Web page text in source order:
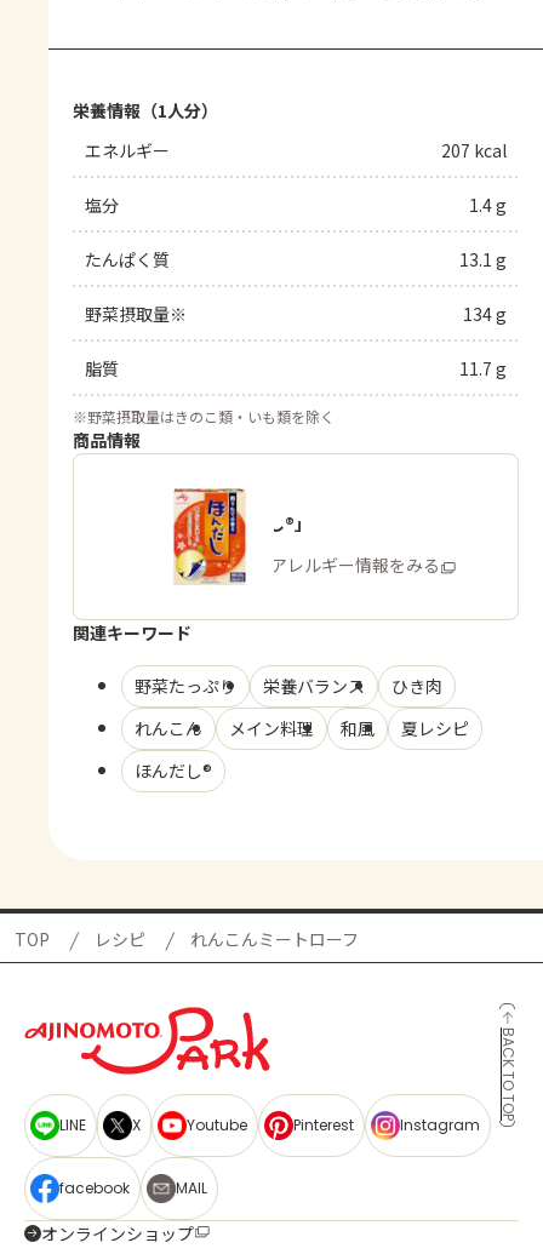
栄養情報（1人分）
エネルギー
207 kcal
塩分 1.4 g
たんぱく質 13.1 g
野菜摂取量※ 134 g
脂質 11.7 g
※野菜摂取量はきのこ類・いも類を除く
商品情報
「ほんだし®」
商品・アレルギー情報をみる
関連キーワード
野菜たっぷり 栄養バランス
ひき肉
れんこん
メイン料理 和風
夏レシピ
ほんだし®
TOP レシピ れんこんミートローフ
BACK TO TOP
LINE X Youtube Pinterest Instagram
facebook MAIL
オンラインショップ